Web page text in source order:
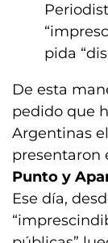
pida
De esta
pedido que
Argentinas
presentaron
Punto y
Ese día,